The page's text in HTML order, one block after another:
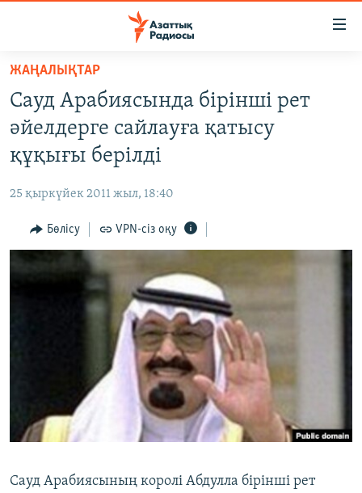
Skip
main
content
to
main
Navigation
to
Search
САЯСАТ
AZATTYQTV
АДАМ ҚҰҚЫҚТАРЫ
ӘЛЕУМЕТ
ӘЛЕМ
АРНАЙЫ ЖОБАЛАР
ЖАҢАЛЫҚТАР
Сауд Арабиясында бірінші рет
әйелдерге сайлауға қатысу
құқығы берілді
25 қыркүйек 2011 жыл, 18:40
Бөлісу VPN-сіз оқу
Сауд Арабиясының королі Абдулла бірінші рет